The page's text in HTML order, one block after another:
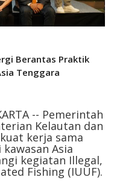
Berantas Praktik
Tenggara
-- Pemerintah
Kelautan dan
kerja sama
Asia
kegiatan Illegal,
Fishing (IUUF).